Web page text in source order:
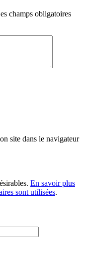
champs obligatoires
site dans le navigateur
En savoir plus
sont utilisées.